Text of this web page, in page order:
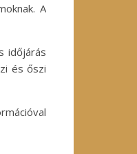
A
időjárás
és őszi